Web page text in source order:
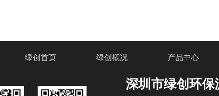
深圳市绿创环
绿创首页 绿创概况 产品中心